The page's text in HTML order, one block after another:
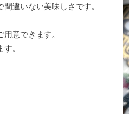
違いない美味しさです。
意できます。
。